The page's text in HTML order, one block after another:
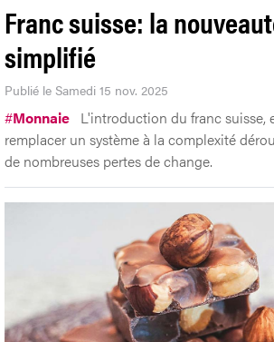
Franc suisse: la
simplifié
Publié le Samedi 15 nov. 2025
#Monnaie L'introduction du franc suisse,
remplacer un système à la complexité
de nombreuses pertes de change.